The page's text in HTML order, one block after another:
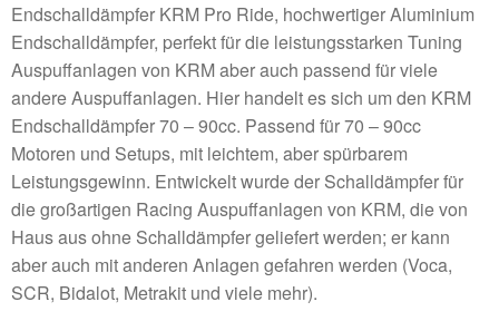
Endschalldämpfer KRM Pro Ride, hochwertiger Aluminium
Endschalldämpfer, perfekt für die leistungsstarken Tuning
Auspuffanlagen von KRM aber auch passend für viele
andere Auspuffanlagen. Hier handelt es sich um den KRM
Endschalldämpfer 70 – 90cc. Passend für 70 – 90cc
Motoren und Setups, mit leichtem, aber spürbarem
Leistungsgewinn. Entwickelt wurde der Schalldämpfer für
die großartigen Racing Auspuffanlagen von KRM, die von
Haus aus ohne Schalldämpfer geliefert werden; er kann
aber auch mit anderen Anlagen gefahren werden (Voca,
SCR, Bidalot, Metrakit und viele mehr).